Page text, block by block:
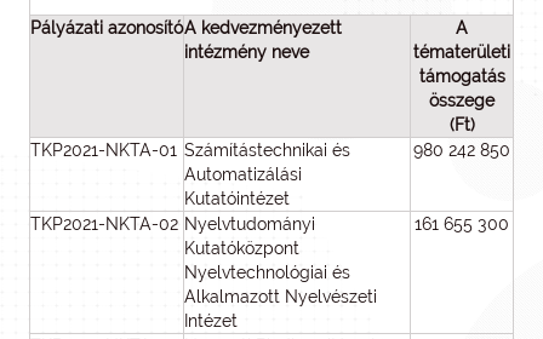
Pályázati azonosítóA kedvezményezett
intézmény neve
A
tématerületi
támogatás
összege
(Ft)
TKP2021-NKTA-01 Számítástechnikai és
Automatizálási
Kutatóintézet
980 242 850
TKP2021-NKTA-02 Nyelvtudományi
Kutatóközpont
Nyelvtechnológiai és
Alkalmazott Nyelvészeti
Intézet
161 655 300